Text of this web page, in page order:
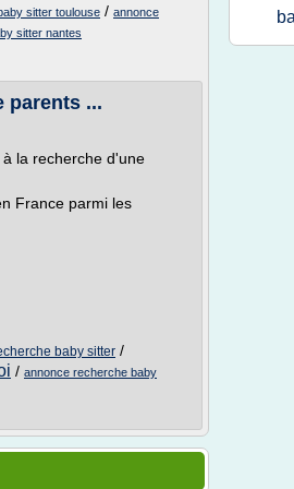
sitter toulouse / annonce
sitter nantes
parents ...
la recherche d'une
France parmi les
baby sitter /
/ annonce recherche baby